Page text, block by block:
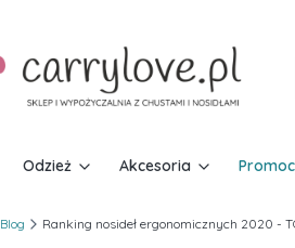
Odzież Akcesoria
Blog Ranking nosideł ergonomicznych 2020 -